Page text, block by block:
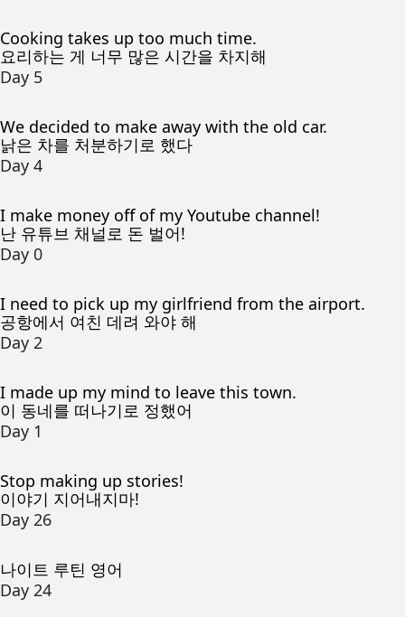
Cooking takes up too much time.
요리하는 게 너무 많은 시간을 차지해
Day 5
We decided to make away with the old car.
낡은 차를 처분하기로 했다
Day 4
I make money off of my Youtube channel!
난 유튜브 채널로 돈 벌어!
Day 0
I need to pick up my girlfriend from the airport.
공항에서 여친 데려 와야 해
Day 2
I made up my mind to leave this town.
이 동네를 떠나기로 정했어
Day 1
Stop making up stories!
이야기 지어내지마!
Day 26
나이트 루틴 영어
Day 24